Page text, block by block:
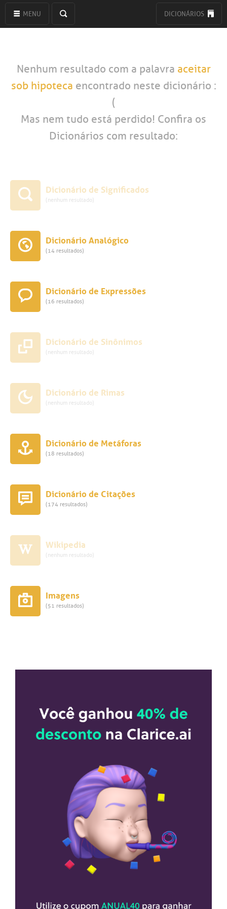
MENU DICIONÁRIOS
Nenhum resultado com a palavra aceitar
sob hipoteca encontrado neste dicionário :
(
Mas nem tudo está perdido! Confira os
Dicionários com resultado:
Dicionário de Significados
(nenhum resultado)
Dicionário Analógico
(14 resultados)
Dicionário de Expressões
(16 resultados)
Dicionário de Sinônimos
(nenhum resultado)
Dicionário de Rimas
(nenhum resultado)
Dicionário de Metáforas
(18 resultados)
Dicionário de Citações
(174 resultados)
Wikipedia
(nenhum resultado)
Imagens
(51 resultados)